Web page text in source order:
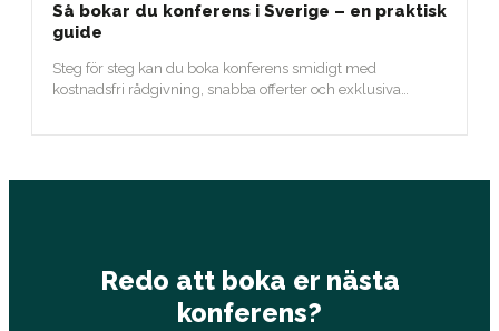
Så bokar du konferens i Sverige – en praktisk
guide
Steg för steg kan du boka konferens smidigt med
kostnadsfri rådgivning, snabba offerter och exklusiva
Redo att boka er nästa
konferens?